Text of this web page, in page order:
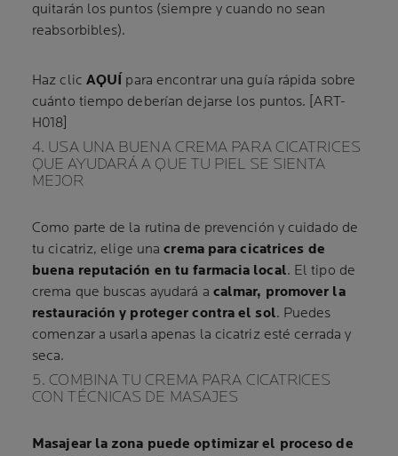
quitarán los puntos (siempre y cuando no sean
reabsorbibles).
Haz clic AQUÍ para encontrar una guía rápida sobre
cuánto tiempo deberían dejarse los puntos. [ART-
H018]
4. USA UNA BUENA CREMA PARA CICATRICES
QUE AYUDARÁ A QUE TU PIEL SE SIENTA
MEJOR
Como parte de la rutina de prevención y cuidado de
tu cicatriz, elige unacrema para cicatrices de
buena reputación en tu farmacia local. El tipo de
crema que buscas ayudará a calmar, promover la
restauración y proteger contra el sol. Puedes
comenzar a usarla apenas la cicatriz esté cerrada y
seca.
5. COMBINA TU CREMA PARA CICATRICES
CON TÉCNICAS DE MASAJES
Masajear la zona puede optimizar el proceso de